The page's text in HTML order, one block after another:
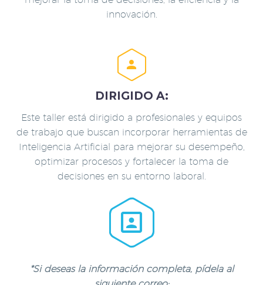
innovación.


DIRIGIDO A:
Este taller está dirigido a profesionales y equipos
de trabajo que buscan incorporar herramientas de
Inteligencia Artificial para mejorar su desempeño,
optimizar procesos y fortalecer la toma de
decisiones en su entorno laboral.


*Si deseas la información completa, pídela al